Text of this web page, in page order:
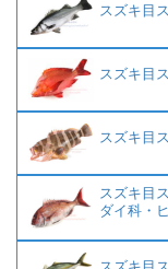
スズキ目
スズキ目
スズキ目
スズキ目
ダイ科・